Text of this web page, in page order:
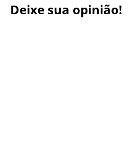
Deixe sua opinião!